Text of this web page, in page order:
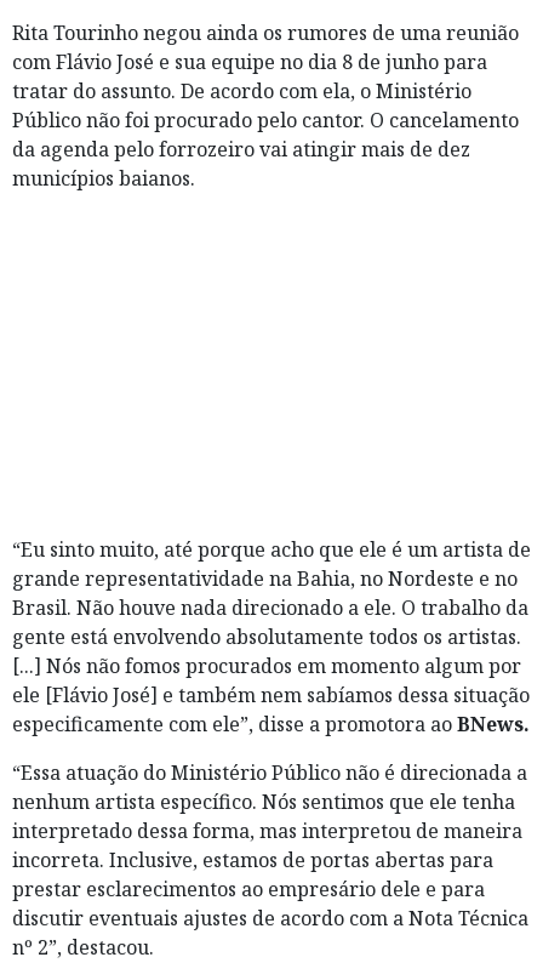
Rita Tourinho negou ainda os rumores de uma reunião
com Flávio José e sua equipe no dia 8 de junho para
tratar do assunto. De acordo com ela, o Ministério
Público não foi procurado pelo cantor. O cancelamento
da agenda pelo forrozeiro vai atingir mais de dez
municípios baianos.
“Eu sinto muito, até porque acho que ele é um artista de
grande representatividade na Bahia, no Nordeste e no
Brasil. Não houve nada direcionado a ele. O trabalho da
gente está envolvendo absolutamente todos os artistas.
[...] Nós não fomos procurados em momento algum por
ele [Flávio José] e também nem sabíamos dessa situação
especificamente com ele”, disse a promotora aoBNews.
“Essa atuação do Ministério Público não é direcionada a
nenhum artista específico. Nós sentimos que ele tenha
interpretado dessa forma, mas interpretou de maneira
incorreta. Inclusive, estamos de portas abertas para
prestar esclarecimentos ao empresário dele e para
discutir eventuais ajustes de acordo com a Nota Técnica
nº 2”, destacou.